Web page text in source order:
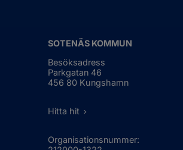
SOTENÄS KOMMUN
Besöksadress
Parkgatan 46
456 80 Kungshamn
Hitta hit
Organisationsnummer: